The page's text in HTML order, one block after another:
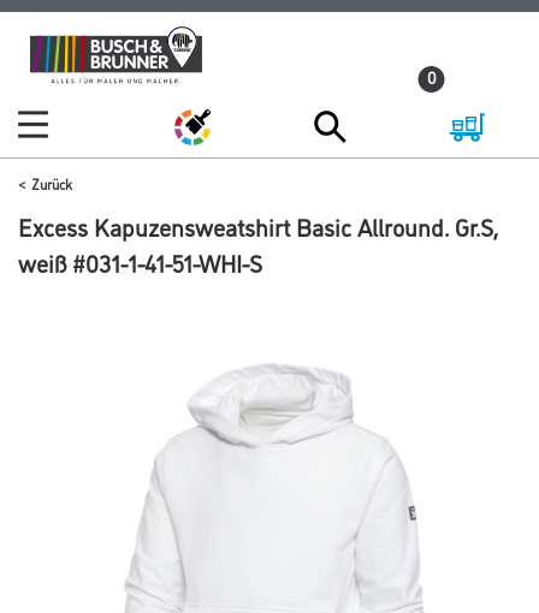
Zum
Inhalt
Zum
Navigationsmenü
0
Zurück
Excess Kapuzensweatshirt Basic Allround. Gr.S,
weiß #031-1-41-51-WHI-S